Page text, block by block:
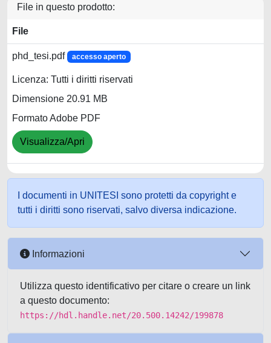
File in questo prodotto:
File
phd_tesi.pdf accesso aperto
Licenza: Tutti i diritti riservati
Dimensione 20.91 MB
Formato Adobe PDF
Visualizza/Apri
I documenti in UNITESI sono protetti da copyright e
tutti i diritti sono riservati, salvo diversa indicazione.
Informazioni
Utilizza questo identificativo per citare o creare un link
a questo documento:
https://hdl.handle.net/20.500.14242/199878